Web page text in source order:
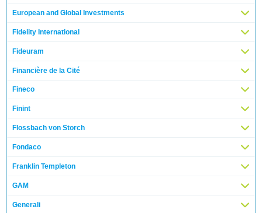
European and Global Investments
Fidelity International
Fideuram
Financière de la Cité
Fineco
Finint
Flossbach von Storch
Fondaco
Franklin Templeton
GAM
Generali